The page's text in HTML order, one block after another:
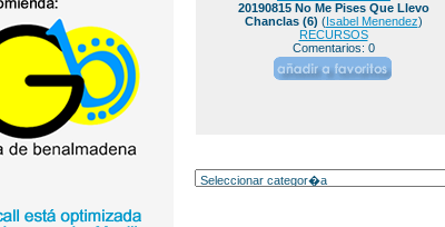
20190815 No Me Pises Que Llevo
Chanclas (6) (Isabel Menendez)
RECURSOS
Comentarios: 0